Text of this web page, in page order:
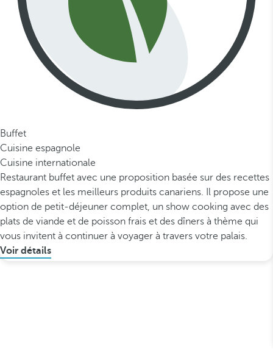
Buffet
Cuisine espagnole
Cuisine internationale
Restaurant buffet avec une proposition basée sur des recettes
espagnoles et les meilleurs produits canariens. Il propose une
option de petit-déjeuner complet, un show cooking avec des
plats de viande et de poisson frais et des dîners à thème qui
vous invitent à continuer à voyager à travers votre palais.
Voir détails